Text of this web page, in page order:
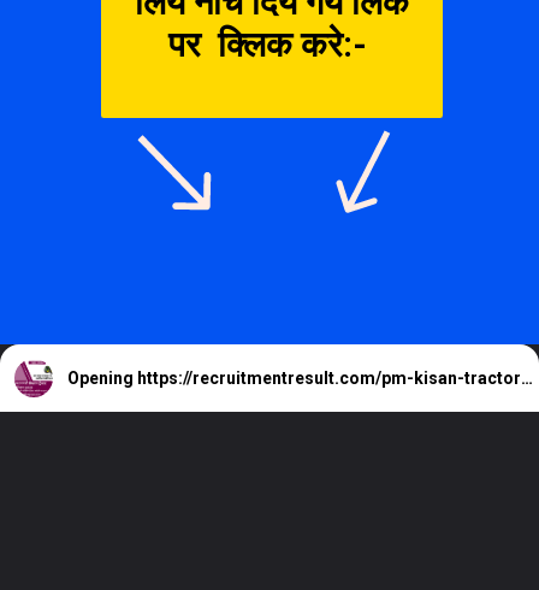
पर क्लिक करे:-
Opening https://recruitmentresult.com/pm-kisan-tractor-scheme-2023/